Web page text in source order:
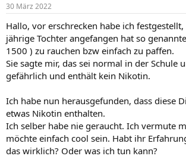
e
r
t
a
30 März 2022
Hallo, vor erschrecken habe ich
jährige Tochter angefangen hat so
1500 ) zu rauchen bzw einfach zu paffen.
Sie sagte mir, das sei normal in der Schule
gefährlich und enthält kein Nikotin.
Ich habe nun herausgefunden, dass diese
etwas Nikotin enthalten.
Ich selber habe nie geraucht. Ich vermute
möchte einfach cool sein. Habt ihr
das wirklich? Oder was ich tun kann?